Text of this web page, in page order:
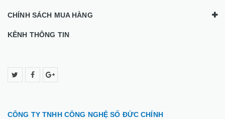
CHÍNH SÁCH MUA HÀNG
KÊNH THÔNG TIN
CÔNG TY TNHH CÔNG NGHỆ SỐ ĐỨC CHÍNH